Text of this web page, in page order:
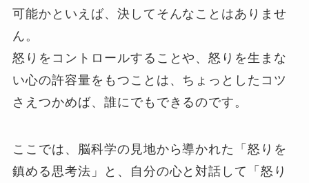
可能かといえば、決してそんなことはありませ
ん。
怒りをコントロールすることや、怒りを生まな
い心の許容量をもつことは、ちょっとしたコツ
さえつかめば、誰にでもできるのです。
ここでは、脳科学の見地から導かれた「怒りを
鎮める思考法」と、自分の心と対話して「怒り